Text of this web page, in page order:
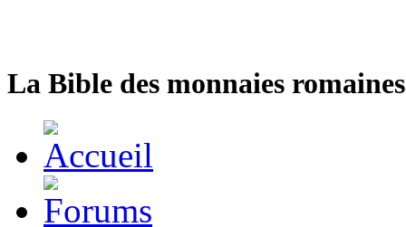
La Bible des monnaies